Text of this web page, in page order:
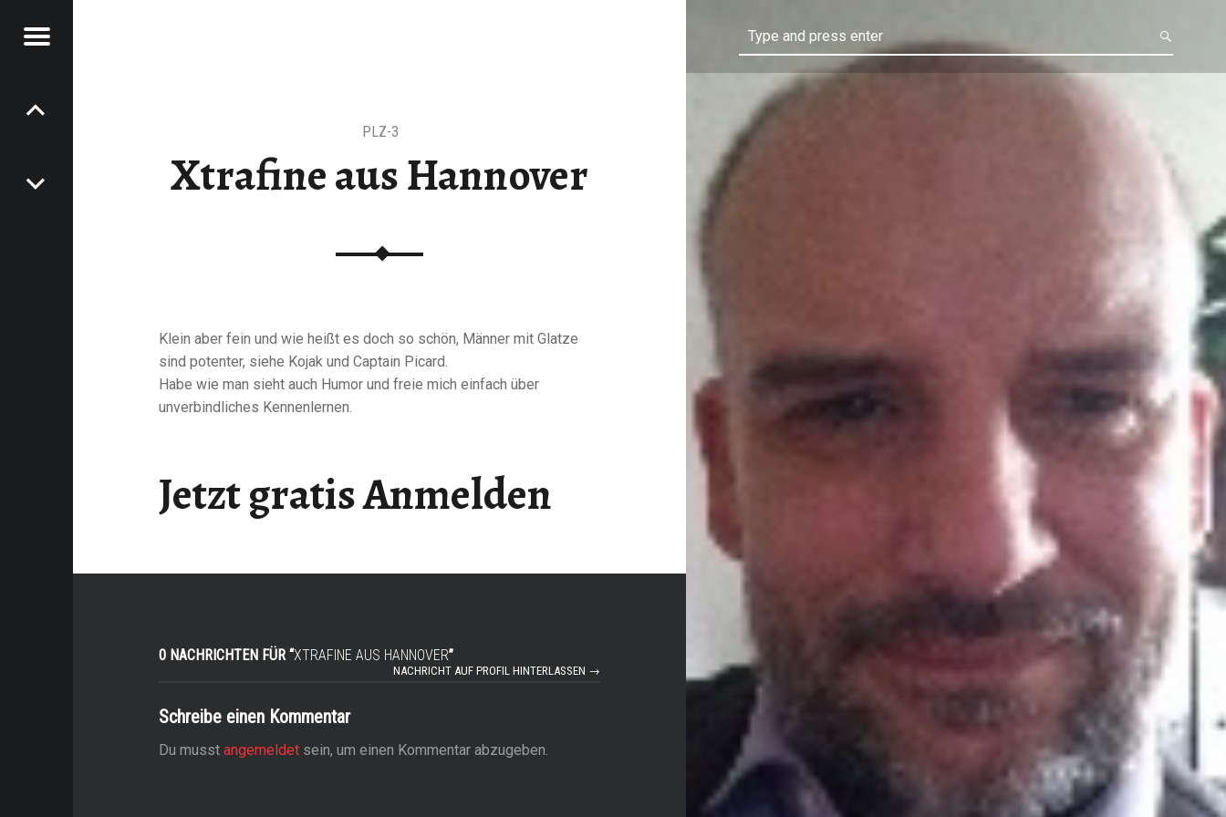
Menu
Post
navigation
Search
Xtrafine aus Hannover
PLZ-3
Klein aber fein und wie heißt es doch so schön, Männer mit Glatze
sind potenter, siehe Kojak und Captain Picard.
Habe wie man sieht auch Humor und freie mich einfach über
unverbindliches Kennenlernen.
Jetzt gratis Anmelden
0 NACHRICHTEN FÜR “XTRAFINE AUS HANNOVER”
NACHRICHT AUF PROFIL HINTERLASSEN →
Schreibe einen Kommentar
Du musstangemeldet sein, um einen Kommentar abzugeben.